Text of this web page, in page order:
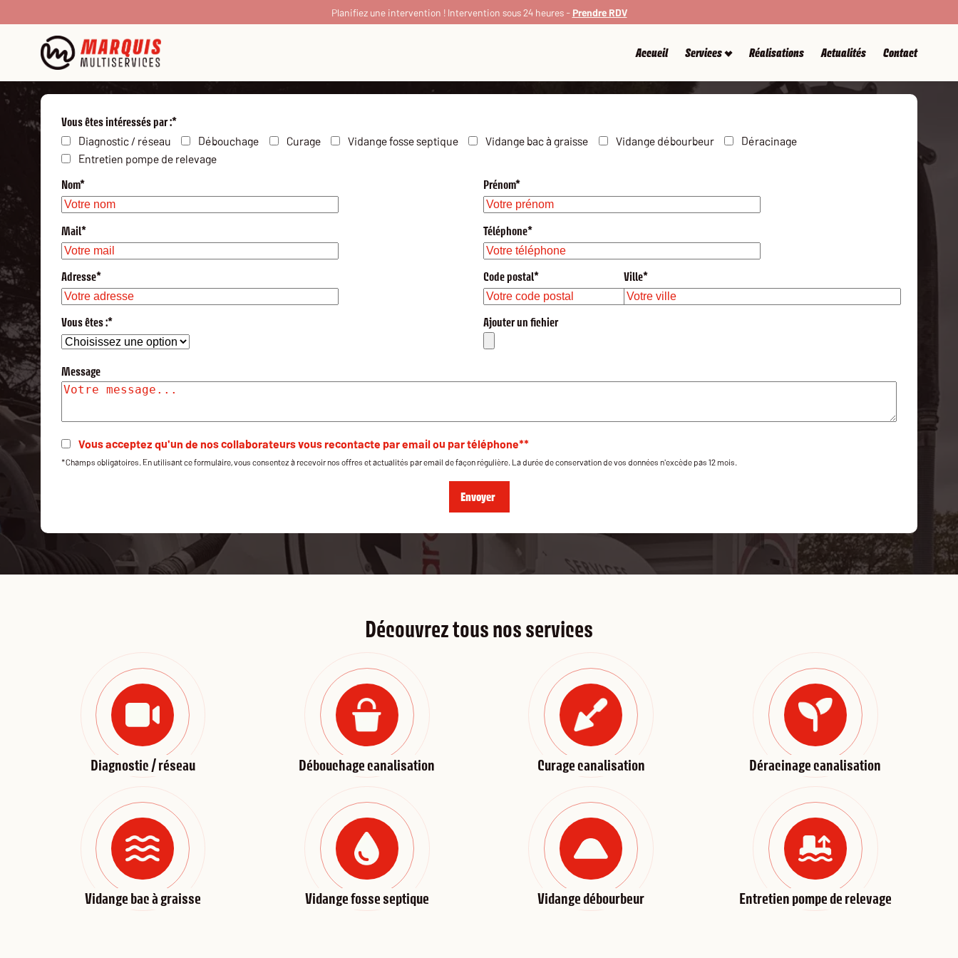
Planifiez une intervention ! Intervention sous 24 heures - Prendre RDV
Accueil Services
Diagnostic / réseau
Réalisations Actualités Contact
Un besoin ? Contactez-nous ! Devis gratuit Urgence débouchage Planifier RDV
Vous êtes intéressés par :*
Diagnostic / réseau Débouchage Curage Vidange fosse septique Vidange bac à graisse Vidange débourbeur
Déracinage
Entretien pompe de relevage
Nom* Prénom*
Mail* Téléphone*
Adresse* Code postal* Ville*
Vous êtes :* Ajouter un fichier
Message
Vous acceptez qu'un de nos collaborateurs vous recontacte par email ou par téléphone**
*Champs obligatoires. En utilisant ce formulaire, vous consentez à recevoir nos offres et actualités par email de façon régulière. La durée de conservation de vos données n'excède pas 12 mois.
Découvrez tous nos services
Diagnostic / réseau Débouchage canalisation Curage canalisation Déracinage canalisation
Vidange bac à graisse Vidange fosse septique Vidange débourbeur Entretien pompe de relevage